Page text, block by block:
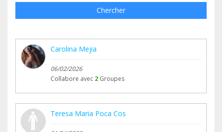
Chercher
Carolina Mejia
06/02/2026
Collabore avec 2 Groupes
Teresa Maria Poca Cos